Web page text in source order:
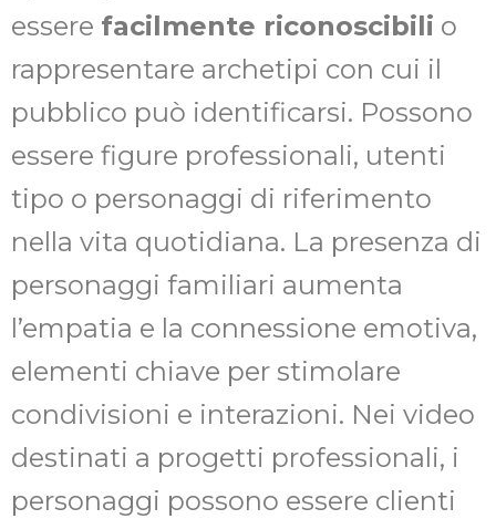
essere facilmente riconoscibili o
rappresentare archetipi con cui il
pubblico può identificarsi. Possono
essere figure professionali, utenti
tipo o personaggi di riferimento
nella vita quotidiana. La presenza di
personaggi familiari aumenta
l’empatia e la connessione emotiva,
elementi chiave per stimolare
condivisioni e interazioni. Nei video
destinati a progetti professionali, i
personaggi possono essere clienti